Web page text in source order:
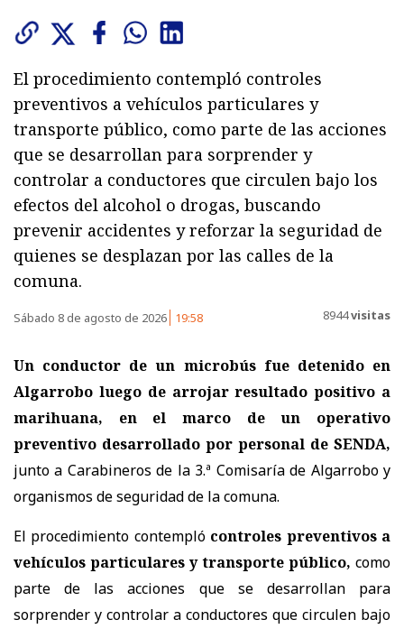
El procedimiento contempló controles
preventivos a vehículos particulares y
transporte público, como parte de las acciones
que se desarrollan para sorprender y
controlar a conductores que circulen bajo los
efectos del alcohol o drogas, buscando
prevenir accidentes y reforzar la seguridad de
quienes se desplazan por las calles de la
comuna.
Sábado 8 de agosto de 2026 19:58 8944visitas
Un conductor de un microbús fue detenido en
Algarrobo luego de arrojar resultado positivo a
marihuana, en el marco de un operativo
preventivo desarrollado por personal de SENDA,
junto a Carabineros de la 3.ª Comisaría de Algarrobo y
organismos de seguridad de la comuna.
El procedimiento contempló controles preventivos a
vehículos particulares y transporte público, como
parte de las acciones que se desarrollan para
sorprender y controlar a conductores que circulen bajo